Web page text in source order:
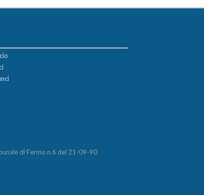
di Fermo n.6 del 21-09-90